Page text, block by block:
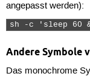
angepasst werden):
sh -c 'sleep 60
Andere Symbole
Das monochrome